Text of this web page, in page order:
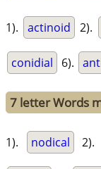
1). actinoid 2).
conidial 6).
7 letter Words
1). nodical 2).